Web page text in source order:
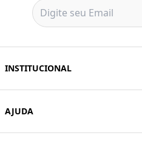
INSTITUCIONAL
AJUDA